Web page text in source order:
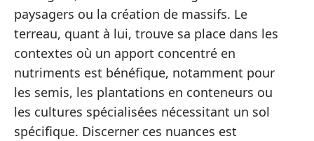
paysagers ou la création de massifs. Le
terreau, quant à lui, trouve sa place dans les
contextes où un apport concentré en
nutriments est bénéfique, notamment pour
les semis, les plantations en conteneurs ou
les cultures spécialisées nécessitant un sol
spécifique. Discerner ces nuances est